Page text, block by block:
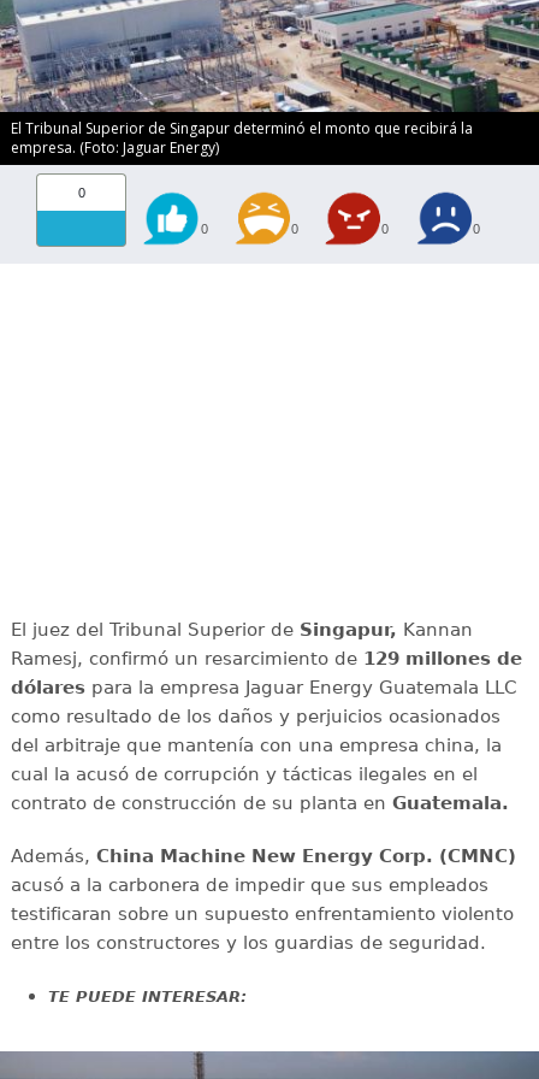
El Tribunal Superior de Singapur determinó el monto que recibirá la
empresa. (Foto: Jaguar Energy)
0
0 0 0 0
El juez del Tribunal Superior de Singapur, Kannan
Ramesj, confirmó un resarcimiento de 129 millones de
dólarespara la empresa Jaguar Energy Guatemala LLC
como resultado de los daños y perjuicios ocasionados
del arbitraje que mantenía con una empresa china, la
cual la acusó de corrupción y tácticas ilegales en el
contrato de construcción de su planta en Guatemala.
Además, China Machine New Energy Corp. (CMNC)
acusó a la carbonera de impedir que sus empleados
testificaran sobre un supuesto enfrentamiento violento
entre los constructores y los guardias de seguridad.
TE PUEDE INTERESAR: